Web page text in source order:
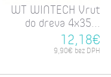
WT WINTECH Vrut
do dreva 4x35...
12,18€
9,90€ bez DPH